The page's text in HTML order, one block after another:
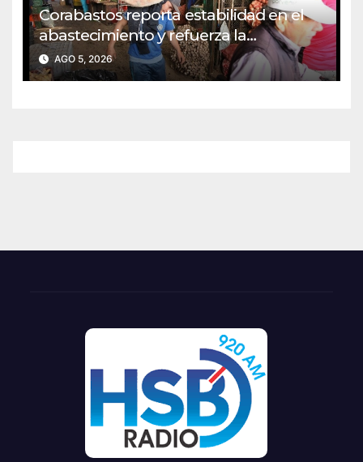
Corabastos reporta estabilidad en el
abastecimiento y refuerza la
Seguridad Alimentaria del país
AGO 5, 2026